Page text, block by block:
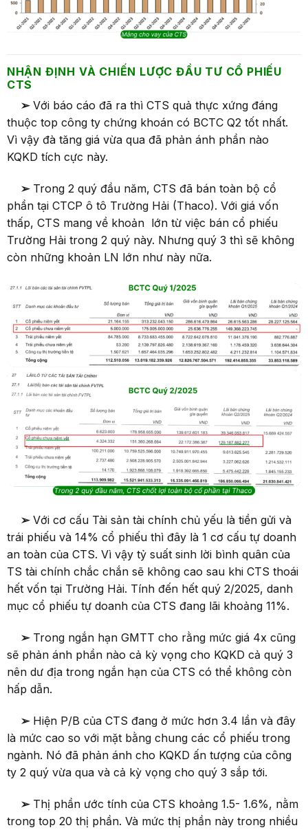
NHẬN ĐỊNH VÀ CHIẾN LƯỢC ĐẦU TƯ CỔ PHIẾU
CTS
➢Với báo cáo đã ra thì CTS quả thực xứng đáng
thuộc top công ty chứng khoán có BCTC Q2 tốt nhất.
Vì vậy đà tăng giá vừa qua đã phản ánh phần nào
KQKD tích cực này.
➢Trong 2 quý đầu năm, CTS đã bán toàn bộ cổ
phần tại CTCP ô tô Trường Hải (Thaco). Với giá vốn
thấp, CTS mang về khoản lớn từ việc bán cổ phiếu
Trường Hải trong 2 quý này. Nhưng quý 3 thì sẽ không
còn những khoản LN lớn như này nữa.
➢Với cơ cấu Tài sản tài chính chủ yếu là tiền gửi và
trái phiếu và 14% cổ phiếu thì đây là 1 cơ cấu tự doanh
an toàn của CTS. Vì vậy tỷ suất sinh lời bình quân của
TS tài chính chắc chắn sẽ không cao sau khi CTS thoái
hết vốn tại Trường Hải. Tính đến hết quý 2/2025, danh
mục cổ phiếu tự doanh của CTS đang lãi khoảng 11%.
➢Trong ngắn hạn GMTT cho rằng mức giá 4x cũng
sẽ phản ánh phần nào cả kỳ vọng cho KQKD cả quý 3
nên dư địa trong ngắn hạn của CTS có thể không còn
hấp dẫn.
➢Hiện P/B của CTS đang ở mức hơn 3.4 lần và đây
là mức cao so với mặt bằng chung các cổ phiếu trong
ngành. Nó đã phản ánh cho KQKD ấn tượng của công
ty 2 quý vừa qua và cả kỳ vọng cho quý 3 sắp tới.
➢Thị phần ước tính của CTS khoảng 1.5- 1.6%, nằm
trong top 20 thị phần. Và mức thị phần này trong nhiều